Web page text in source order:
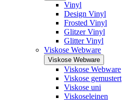
Vinyl
Design Vinyl
Frosted Vinyl
Glitzer Vinyl
Glitter Vinyl
Viskose Webware
Viskose Webware
Viskose Webware
Viskose gemustert
Viskose uni
Viskoseleinen